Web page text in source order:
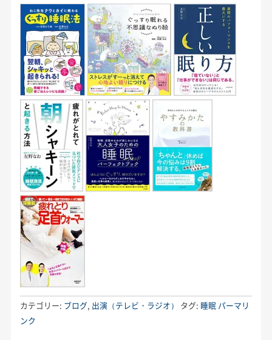
カテゴリー: ブログ 出演（テレビ・ラジオ） タグ: 睡眠 パーマリ
ンク